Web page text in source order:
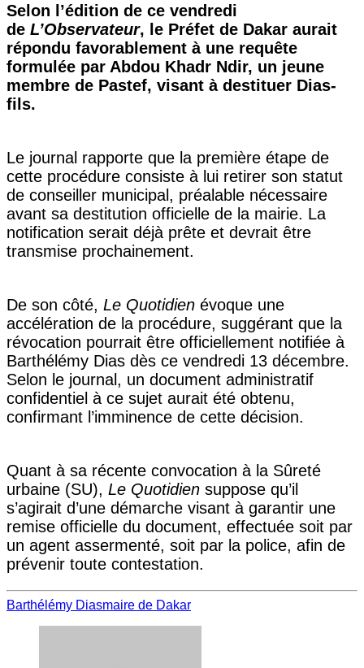
Selon l’édition de ce vendredi
de L’Observateur, le Préfet de Dakar aurait
répondu favorablement à une requête
formulée par Abdou Khadr Ndir, un jeune
membre de Pastef, visant à destituer Dias-
fils.
Le journal rapporte que la première étape de
cette procédure consiste à lui retirer son statut
de conseiller municipal, préalable nécessaire
avant sa destitution officielle de la mairie. La
notification serait déjà prête et devrait être
transmise prochainement.
De son côté, Le Quotidien évoque une
accélération de la procédure, suggérant que la
révocation pourrait être officiellement notifiée à
Barthélémy Dias dès ce vendredi 13 décembre.
Selon le journal, un document administratif
confidentiel à ce sujet aurait été obtenu,
confirmant l’imminence de cette décision.
Quant à sa récente convocation à la Sûreté
urbaine (SU), Le Quotidien suppose qu’il
s’agirait d’une démarche visant à garantir une
remise officielle du document, effectuée soit par
un agent assermenté, soit par la police, afin de
prévenir toute contestation.
Barthélémy Diasmaire de Dakar